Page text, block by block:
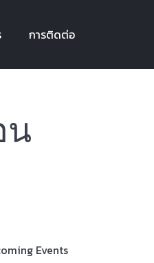
การติดต่อ
น
Events